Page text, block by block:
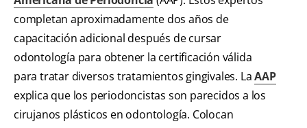
completan aproximadamente dos años de
capacitación adicional después de cursar
odontología para obtener la certificación válida
para tratar diversos tratamientos gingivales. LaAAP
explica que los periodoncistas son parecidos a los
cirujanos plásticos en odontología. Colocan